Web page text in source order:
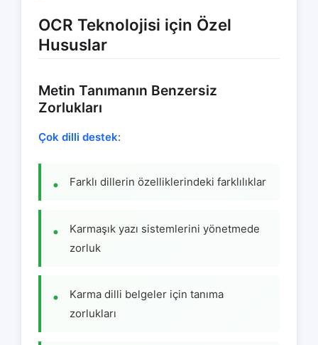
OCR Teknolojisi için Özel
Hususlar
Metin Tanımanın Benzersiz
Zorlukları
Çok dilli destek:
Farklı dillerin özelliklerindeki farklılıklar
Karmaşık yazı sistemlerini yönetmede
zorluk
Karma dilli belgeler için tanıma
zorlukları